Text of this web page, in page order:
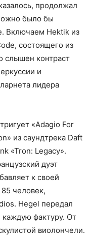
продолжал
было бы
Включаем Hektik из
состоящего из
слышен контраст
и
лидера
«Adagio For
из саундтрека Daft
«Tron: Legacy».
дуэт
к своей
человек,
Hegel передал
каждую фактуру. От
виолончели.